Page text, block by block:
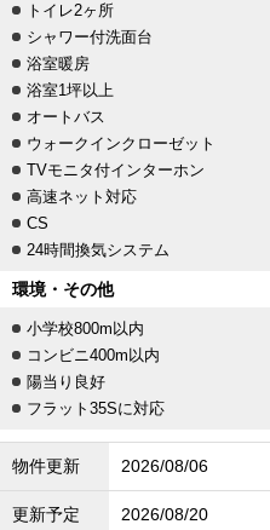
トイレ2ヶ所
シャワー付洗面台
浴室暖房
浴室1坪以上
オートバス
ウォークインクローゼット
TVモニタ付インターホン
高速ネット対応
CS
24時間換気システム
環境・その他
小学校800m以内
コンビニ400m以内
陽当り良好
フラット35Sに対応
物件更新 2026/08/06
更新予定 2026/08/20